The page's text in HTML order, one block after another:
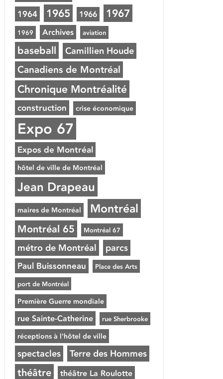
1964 1965 1966 1967
1969 Archives aviation
baseball Camillien Houde
Canadiens de Montréal
Chronique Montréalité
construction crise économique
Expo 67
Expos de Montréal
hôtel de ville de Montréal
Jean Drapeau
maires de Montréal Montréal
Montréal 65 Montréal 67
métro de Montréal parcs
Paul Buissonneau Place des Arts
port de Montréal
Première Guerre mondiale
rue Sainte-Catherine rue Sherbrooke
réceptions à l'hôtel de ville
spectacles Terre des Hommes
théâtre théâtre La Roulotte